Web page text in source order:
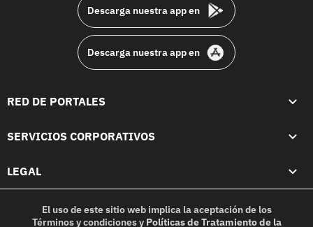
Descarga nuestra app en
Descarga nuestra app en
RED DE PORTALES
SERVICIOS CORPORATIVOS
LEGAL
El uso de este sitio web implica la aceptación de los
Términos y condicionesy Políticas de Tratamiento de la